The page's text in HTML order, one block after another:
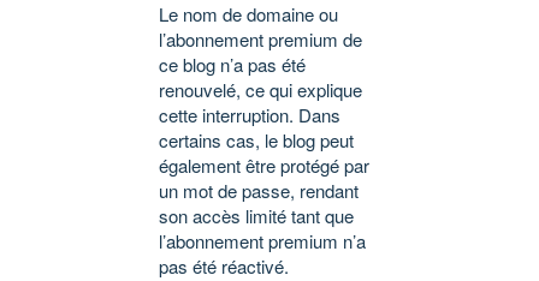
Le nom de domaine ou
l’abonnement premium de
ce blog n’a pas été
renouvelé, ce qui explique
cette interruption. Dans
certains cas, le blog peut
également être protégé par
un mot de passe, rendant
son accès limité tant que
l’abonnement premium n’a
pas été réactivé.